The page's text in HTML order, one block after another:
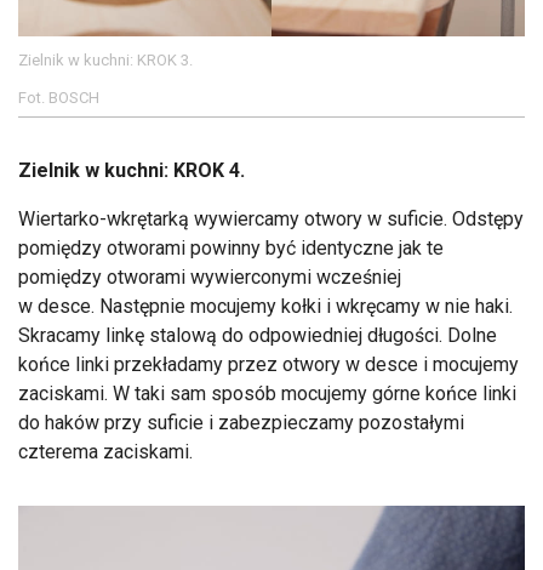
Zielnik w kuchni: KROK 3.
Fot. BOSCH
Zielnik w kuchni: KROK 4.
Wiertarko-wkrętarką wywiercamy otwory w suficie. Odstępy
pomiędzy otworami powinny być identyczne jak te
pomiędzy otworami wywierconymi wcześniej
w desce. Następnie mocujemy kołki i wkręcamy w nie haki.
Skracamy linkę stalową do odpowiedniej długości. Dolne
końce linki przekładamy przez otwory w desce i mocujemy
zaciskami. W taki sam sposób mocujemy górne końce linki
do haków przy suficie i zabezpieczamy pozostałymi
czterema zaciskami.